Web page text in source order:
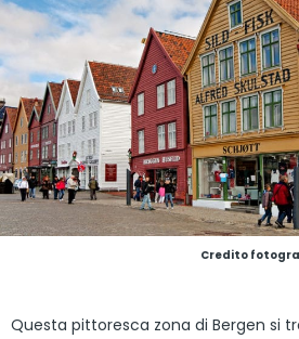
Credito
Questa pittoresca zona di Bergen si